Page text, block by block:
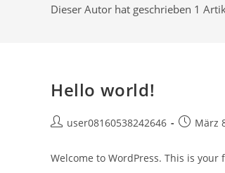
Dieser Autor hat geschrieben 1
Hello world!
Beitrags-
user08160538242646
Beitrag
März
Welcome to WordPress. This is